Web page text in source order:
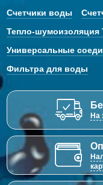
Счетчики воды
Тепло-шумоизоляция
Универсальные
Фильтра для воды
На